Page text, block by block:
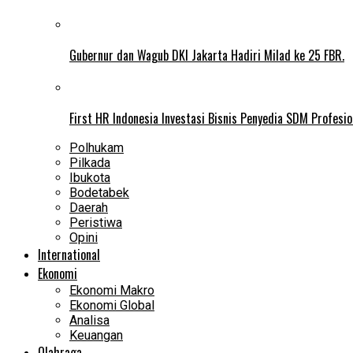
Gubernur dan Wagub DKI Jakarta Hadiri Milad ke 25 FBR.
First HR Indonesia Investasi Bisnis Penyedia SDM
Polhukam
Pilkada
Ibukota
Bodetabek
Daerah
Peristiwa
Opini
International
Ekonomi
Ekonomi Makro
Ekonomi Global
Analisa
Keuangan